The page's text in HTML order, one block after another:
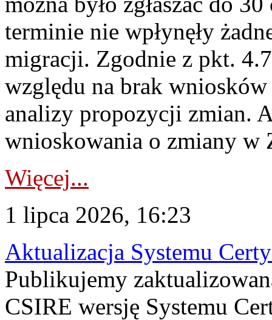
terminie nie wpłynęły
migracji. Zgodnie z pkt.
względu na brak
analizy propozycji zmian.
wnioskowania o zmiany w
Więcej...
1 lipca 2026, 16:23
Aktualizacja Systemu
Publikujemy
CSIRE wersję Systemu